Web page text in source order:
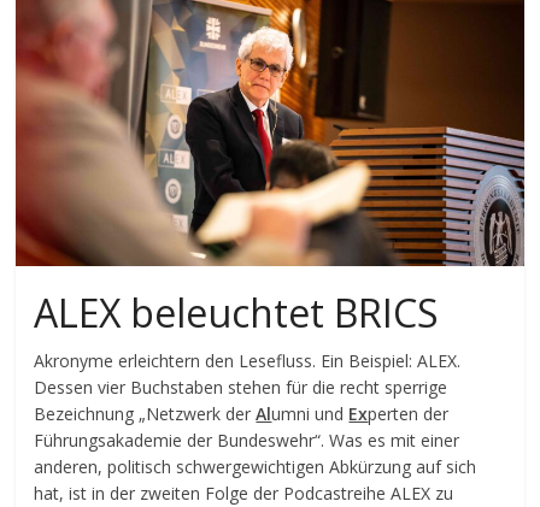
ALEX beleuchtet BRICS
Akronyme erleichtern den Lesefluss. Ein Beispiel: ALEX.
Dessen vier Buchstaben stehen für die recht sperrige
Bezeichnung „Netzwerk derAlumni und Experten der
Führungsakademie der Bundeswehr“. Was es mit einer
anderen, politisch schwergewichtigen Abkürzung auf sich
hat, ist in der zweiten Folge der Podcastreihe ALEX zu